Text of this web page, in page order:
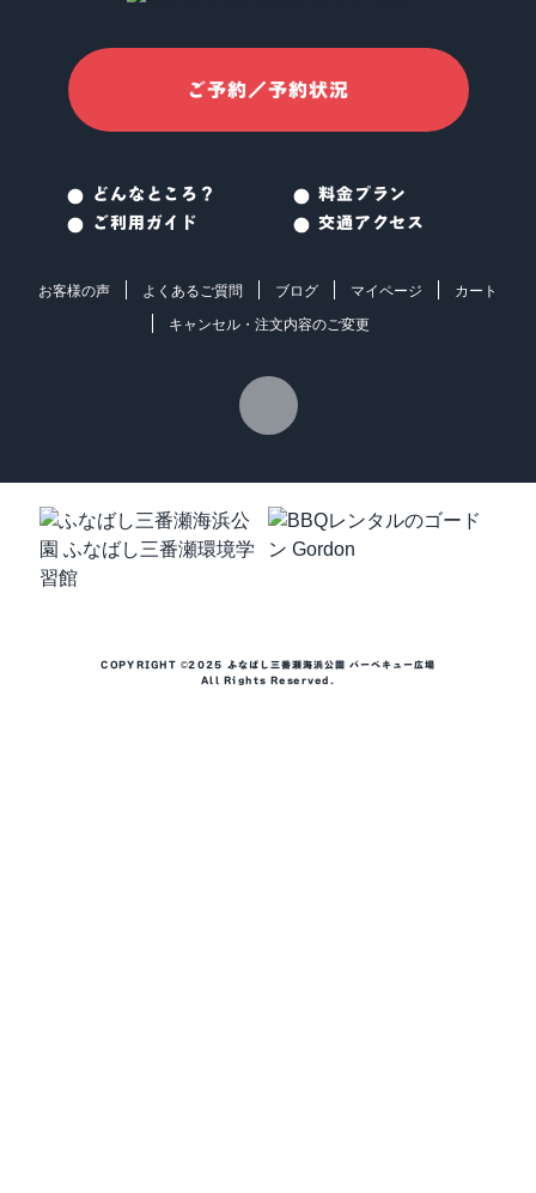
ご予約／予約状況
どんなところ？
料金プラン
ご利用ガイド
交通アクセス
お客様の声 よくあるご質問 ブログ マイページ
カート
キャンセル・注文内容のご変更
COPYRIGHT ©2025 ふなばし三番瀬海浜公園 バーベキュー広場
All Rights Reserved.